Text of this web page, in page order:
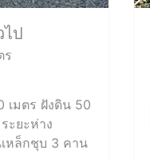
ป
ร
เมตร ฝังดิน 50
ะยะห่าง
เหล็กชุบ 3 คาน